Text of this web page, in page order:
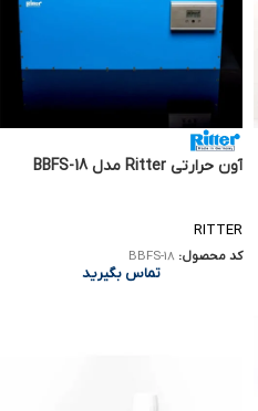
آون حرارتی Ritter مدل BBFS-18
RITTER
کد محصول: BBFS-18
تماس بگیرید